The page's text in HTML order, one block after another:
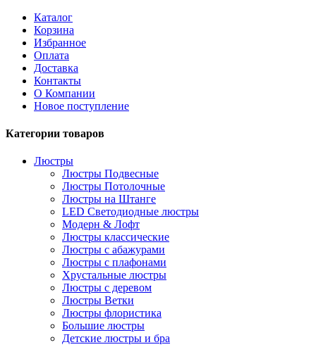
Каталог
Корзина
Избранное
Оплата
Доставка
Контакты
О Компании
Новое поступление
Категории товаров
Люстры
Люстры Подвесные
Люстры Потолочные
Люстры на Штанге
LED Светодиодные люстры
Модерн & Лофт
Люстры классические
Люстры с абажурами
Люстры с плафонами
Хрустальные люстры
Люстры с деревом
Люстры Ветки
Люстры флористика
Большие люстры
Детские люстры и бра